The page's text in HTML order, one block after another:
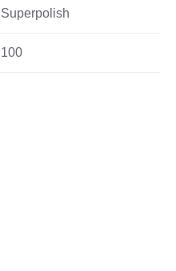
Superpolish
100